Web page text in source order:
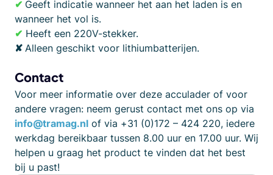
✔ Geeft indicatie wanneer het aan het laden is en
wanneer het vol is.
✔ Heeft een 220V-stekker.
✘ Alleen geschikt voor lithiumbatterijen.
Contact
Voor meer informatie over deze acculader of voor
andere vragen: neem gerust contact met ons op via
info@tramag.nl of via +31 (0)172 – 424 220, iedere
werkdag bereikbaar tussen 8.00 uur en 17.00 uur. Wij
helpen u graag het product te vinden dat het best
bij u past!